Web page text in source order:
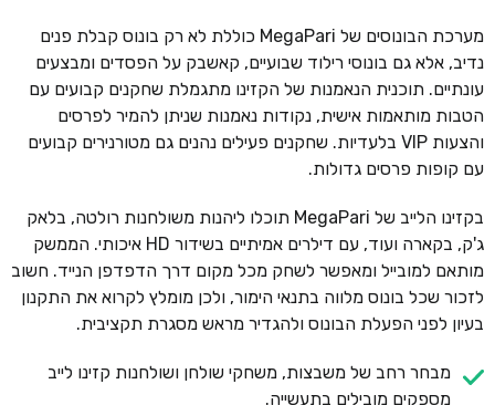
מערכת הבונוסים של MegaPari כוללת לא רק בונוס קבלת פנים
נדיב, אלא גם בונוסי רילוד שבועיים, קאשבק על הפסדים ומבצעים
עונתיים. תוכנית הנאמנות של הקזינו מתגמלת שחקנים קבועים עם
הטבות מותאמות אישית, נקודות נאמנות שניתן להמיר לפרסים
והצעות VIP בלעדיות. שחקנים פעילים נהנים גם מטורנירים קבועים
עם קופות פרסים גדולות.
בקזינו הלייב של MegaPari תוכלו ליהנות משולחנות רולטה, בלאק
ג'ק, בקארה ועוד, עם דילרים אמיתיים בשידור HD איכותי. הממשק
מותאם למובייל ומאפשר לשחק מכל מקום דרך הדפדפן הנייד. חשוב
לזכור שכל בונוס מלווה בתנאי הימור, ולכן מומלץ לקרוא את התקנון
בעיון לפני הפעלת הבונוס ולהגדיר מראש מסגרת תקציבית.
מבחר רחב של משבצות, משחקי שולחן ושולחנות קזינו לייב
מספקים מובילים בתעשייה.